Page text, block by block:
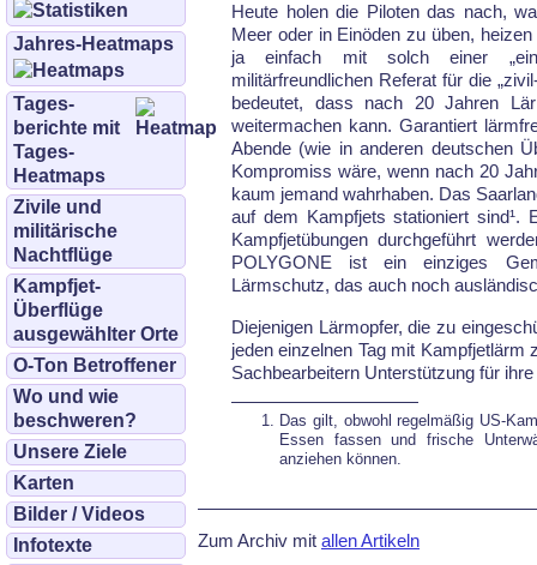
Jahres-Heatmaps
Tages­
berichte mit
Tages-
Heatmaps
Zivile und
militärische
Nachtflüge
Kampfjet-
Überflüge
ausgewählter Orte
O-Ton Betroffener
Wo und wie
beschweren?
Unsere Ziele
Karten
Bilder / Videos
Infotexte
Heute holen die Piloten das nach,
Meer oder in Einöden zu üben,
ja einfach mit solch einer
militärfreundlichen Referat für die
bedeutet, dass nach 20 Jahren
weitermachen kann. Garantiert
Abende (wie in anderen deutschen
Kompromiss wäre, wenn nach 20
kaum jemand wahrhaben. Das
auf dem Kampfjets stationiert sind¹.
Kampfjetübungen durchgeführt
POLYGONE ist ein einziges
Lärmschutz, das auch noch
Diejenigen Lärmopfer, die zu
jeden einzelnen Tag mit Kampfjetlärm
Sach­be­ar­bei­tern Un­ter­stüt­zung für
Das gilt, obwohl regelmäßig US-
Essen fassen und frische
anziehen können.
Zum Archiv mit allen Artikeln